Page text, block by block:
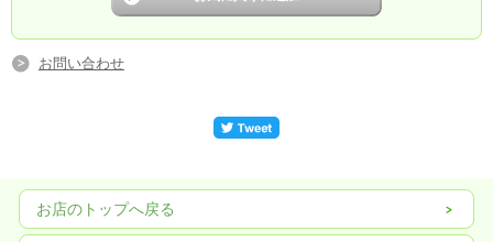
お問い合わせ
お店のトップへ戻る